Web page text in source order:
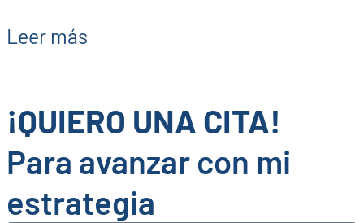
Leer más
¡QUIERO UNA CITA!
Para avanzar con mi
estrategia